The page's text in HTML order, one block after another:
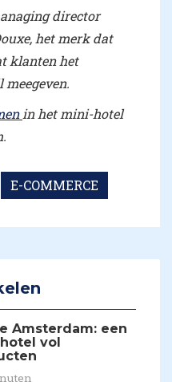
director
het merk dat
klanten het
in het mini-hotel
E-COMMERCE
Amsterdam: een
vol